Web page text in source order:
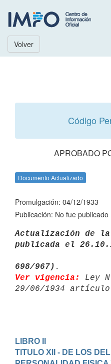
Volver
Código
APROBADO
Documento Actualizado
Promulgación: 04/12/1933
Publicación: No fue publicado
Actualización de
publicada el
698/967)
Ver vigencia:
Ley
29/06/1934 artículo
LIBRO II
TITULO XII - DE LOS